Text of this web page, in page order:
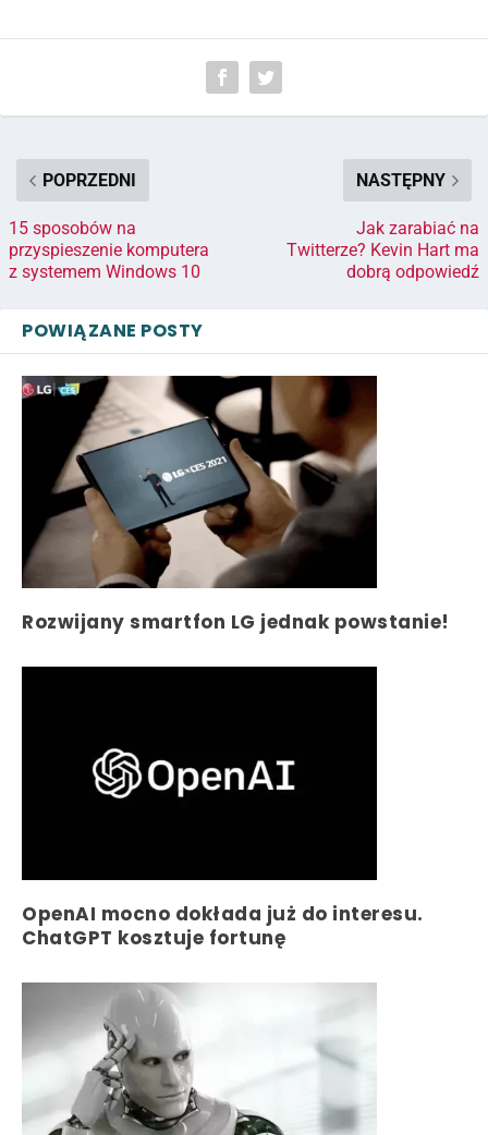
POPRZEDNI
15 sposobów na
przyspieszenie komputera
z systemem Windows 10
NASTĘPNY
Jak zarabiać na
Twitterze? Kevin Hart ma
dobrą odpowiedź
POWIĄZANE POSTY
Rozwijany smartfon LG jednak powstanie!
OpenAI mocno dokłada już do interesu.
ChatGPT kosztuje fortunę